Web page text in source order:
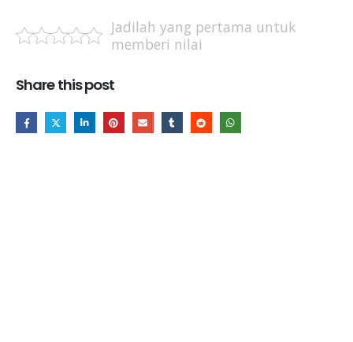
Jadilah yang pertama untuk
memberi nilai
Share this post